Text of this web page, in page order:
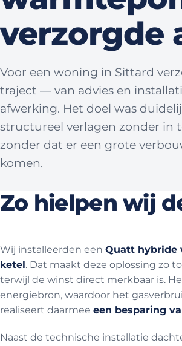
verzorgde
Voor een woning in Sittard
traject — van advies en
afwerking. Het doel was
structureel verlagen zonder in
zonder dat er een grote
komen.
Zo hielpen wij
Wij installeerden een Quatt hybride
ketel. Dat maakt deze oplossing zo
terwijl de winst direct merkbaar is.
energiebron, waardoor het
realiseert daarmee een besparing
Naast de technische installatie